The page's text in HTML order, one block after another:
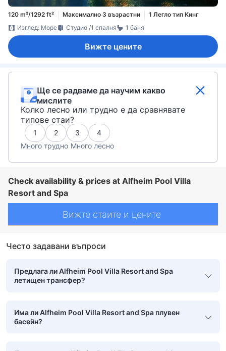
120 m²/1292 ft² Максимално 3 възрастни
1 Легло тип Кинг
Изглед: Море
Студио /1 спалня 1 баня
Вижте цените
Ще се радваме да научим какво
мислите
Колко лесно или трудно е да сравнявате
типове стаи?
1 2 3
4
Много трудно Много лесно
Check availability & prices at Alfheim Pool Villa
Resort and Spa
Вижте стаите и цените
Често задавани въпроси
Предлага ли Alfheim Pool Villa Resort and Spa
летищен трансфер?
Има ли Alfheim Pool Villa Resort and Spa плувен
басейн?